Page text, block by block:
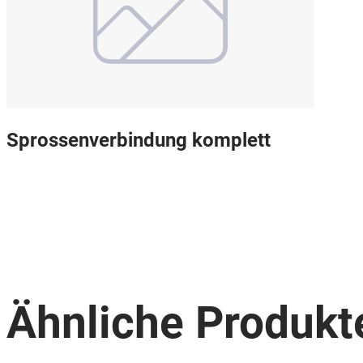
Sprossenverbindung komplett
Ähnliche